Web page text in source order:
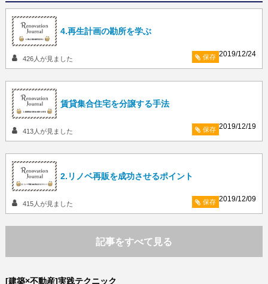
4.再生計画の勘所を学ぶ
2019/12/24
426 人が見ました 保存
賃貸集合住宅を分譲する手法
2019/12/19
413 人が見ました 保存
2.リノベ再販を成功させるポイント
2019/12/09
415 人が見ました 保存
記事をすべて見る
[建築×不動産]実践テクニック